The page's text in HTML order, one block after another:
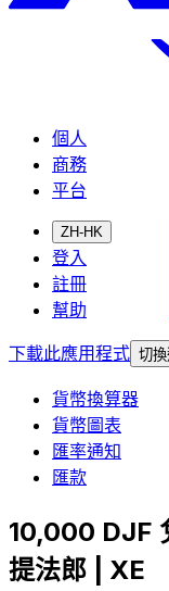
個人
商務
平台
ZH-HK
登入
註冊
幫助
下載此應用程式 切
貨幣換算器
貨幣圖表
匯率通知
匯款
10,000 DJF
提法郎 | XE